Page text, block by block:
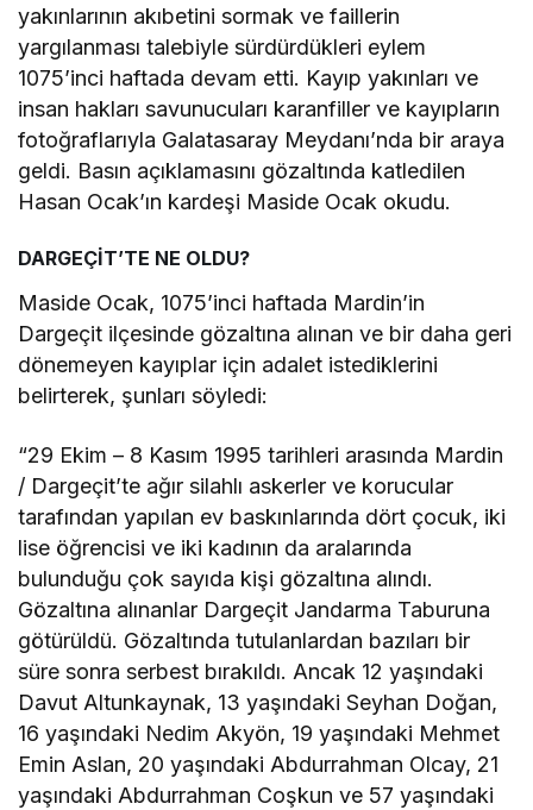
yakınlarının akıbetini sormak ve faillerin
yargılanması talebiyle sürdürdükleri eylem
1075’inci haftada devam etti. Kayıp yakınları ve
insan hakları savunucuları karanfiller ve kayıpların
fotoğraflarıyla Galatasaray Meydanı’nda bir araya
geldi. Basın açıklamasını gözaltında katledilen
Hasan Ocak’ın kardeşi Maside Ocak okudu.
DARGEÇİT’TE NE OLDU?
Maside Ocak, 1075’inci haftada Mardin’in
Dargeçit ilçesinde gözaltına alınan ve bir daha geri
dönemeyen kayıplar için adalet istediklerini
belirterek, şunları söyledi:
“29 Ekim – 8 Kasım 1995 tarihleri arasında Mardin
/ Dargeçit’te ağır silahlı askerler ve korucular
tarafından yapılan ev baskınlarında dört çocuk, iki
lise öğrencisi ve iki kadının da aralarında
bulunduğu çok sayıda kişi gözaltına alındı.
Gözaltına alınanlar Dargeçit Jandarma Taburuna
götürüldü. Gözaltında tutulanlardan bazıları bir
süre sonra serbest bırakıldı. Ancak 12 yaşındaki
Davut Altunkaynak, 13 yaşındaki Seyhan Doğan,
16 yaşındaki Nedim Akyön, 19 yaşındaki Mehmet
Emin Aslan, 20 yaşındaki Abdurrahman Olcay, 21
yaşındaki Abdurrahman Coşkun ve 57 yaşındaki